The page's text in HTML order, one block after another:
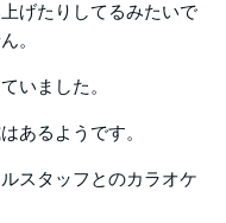
げたりしてるみたいで
。
いました。
あるようです。
スタッフとのカラオケ